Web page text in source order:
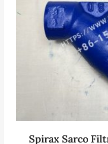
Spirax Sarco